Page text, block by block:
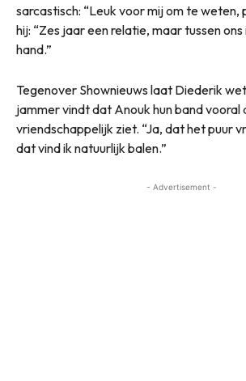
sarcastisch: “Leuk voor mij om te weten,
hij: “Zes jaar een relatie, maar tussen ons
hand.”
Tegenover Shownieuws laat Diederik
jammer vindt dat Anouk hun band vooral
vriendschappelijk ziet. “Ja, dat het puur
dat vind ik natuurlijk balen.”
- Advertisement -